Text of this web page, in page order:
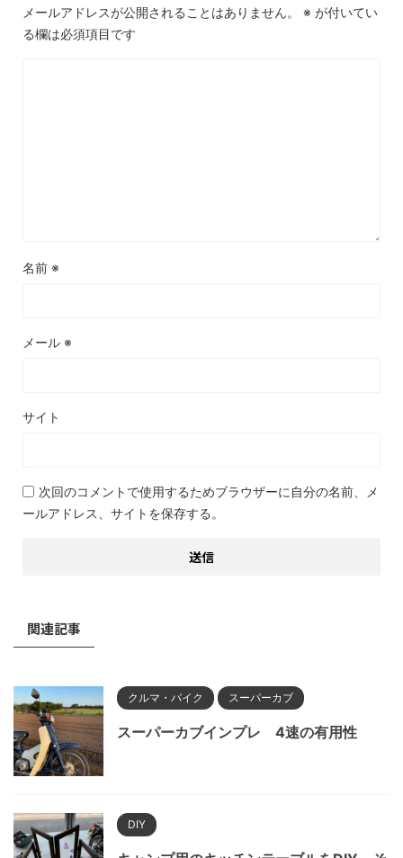
メールアドレスが公開されることはありません。 ※ が付いてい
る欄は必須項目です
名前 ※
メール ※
サイト
次回のコメントで使用するためブラウザーに自分の名前、メ
ールアドレス、サイトを保存する。
関連記事
クルマ・バイク スーパーカブ
スーパーカブインプレ 4速の有用性
DIY